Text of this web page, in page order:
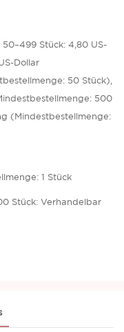
50–499 Stück: 4,80 US-
Dollar
50 Stück),
500
(Mindestbestellmenge:
1 Stück
Stück: Verhandelbar